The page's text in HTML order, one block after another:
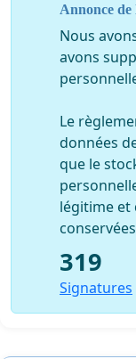
La Plateforme
citoyennes actives
engagé dans la
champs d’action
la défense des
au centre des
Participent à La
des diasporas
Centrafrique,
Gabon, Guinée,
Annonce
Nous
avons
Le
données
que le
légitime et
319
Signatures